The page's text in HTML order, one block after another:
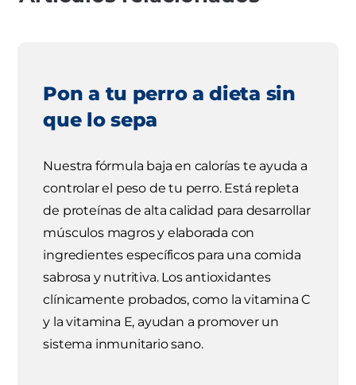
Pon a tu perro a dieta sin
que lo sepa
Nuestra fórmula baja en calorías te ayuda a
controlar el peso de tu perro. Está repleta
de proteínas de alta calidad para desarrollar
músculos magros y elaborada con
ingredientes específicos para una comida
sabrosa y nutritiva. Los antioxidantes
clínicamente probados, como la vitamina C
y la vitamina E, ayudan a promover un
sistema inmunitario sano.